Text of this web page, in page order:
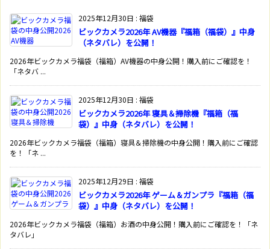
2025年12月30日 : 福袋
ビックカメラ2026年 AV機器『福箱（福袋）』中身
（ネタバレ）を公開！
2026年ビックカメラ福袋（福箱）AV機器の中身公開！購入前にご確認を！
「ネタバ ...
2025年12月30日 : 福袋
ビックカメラ2026年 寝具＆掃除機『福箱（福
袋）』中身（ネタバレ）を公開！
2026年ビックカメラ福袋（福箱）寝具＆掃除機の中身公開！購入前にご確認
を！「ネ ...
2025年12月29日 : 福袋
ビックカメラ2026年 ゲーム＆ガンプラ『福箱（福
袋）』中身（ネタバレ）を公開！
2026年ビックカメラ福袋（福箱）お酒の中身公開！購入前にご確認を！「ネ
タバレ」